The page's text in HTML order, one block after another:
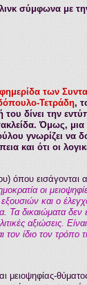
σύμφωνα με
των
Τετράδη,
δίνει την
Όμως,
γνωρίζει να
και ότι οι
εισάγονται
οι
και ο
Τα δικαιώματα
αξιώσεις.
τον ίδιο τον τρόπο